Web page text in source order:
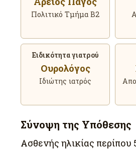
Πολιτικό Τμήμα Β2
Ειδικότητα γιατρού
Ουρολόγος
Ιδιώτης ιατρός
Σύνοψη της Υπόθεσης
Ασθενής ηλικίας περίπου